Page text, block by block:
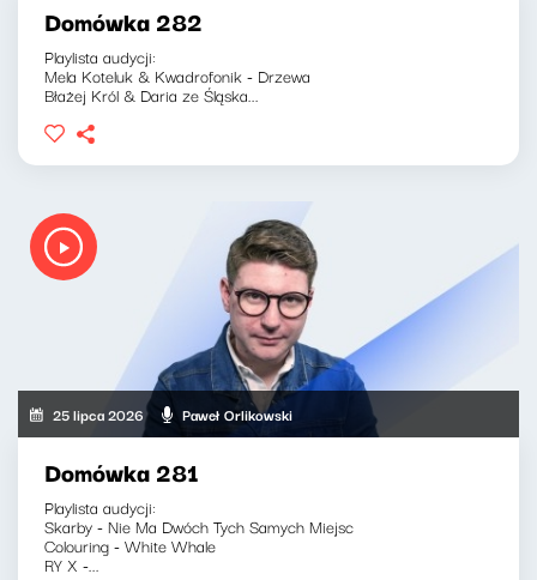
Domówka 282
Playlista audycji:
Mela Koteluk & Kwadrofonik - Drzewa
Błażej Król & Daria ze Śląska...
25 lipca 2026 Paweł Orlikowski
Domówka 281
Playlista audycji:
Skarby - Nie Ma Dwóch Tych Samych Miejsc
Colouring - White Whale
RY X -...